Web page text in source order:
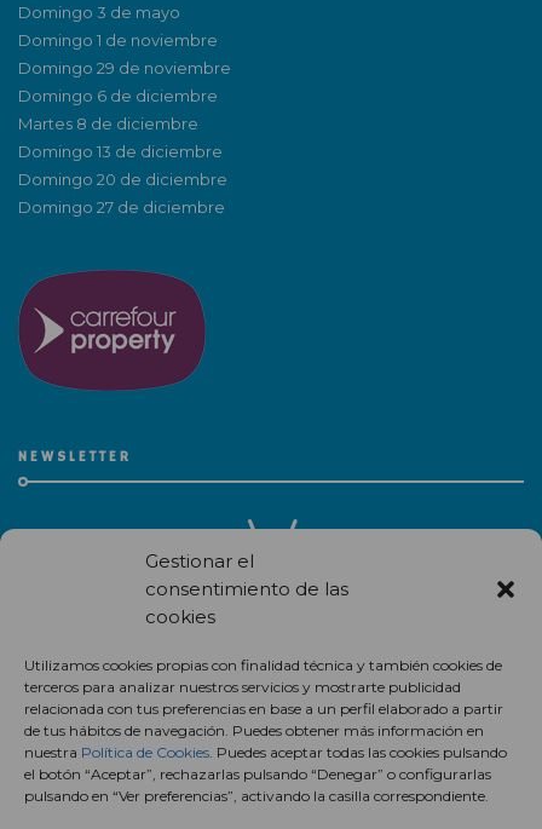
Gestionar el
consentimiento de las
cookies
Utilizamos cookies propias con finalidad técnica y también cookies de
terceros para analizar nuestros servicios y mostrarte publicidad
relacionada con tus preferencias en base a un perfil elaborado a partir
de tus hábitos de navegación. Puedes obtener más información en
nuestra Política de Cookies. Puedes aceptar todas las cookies pulsando
el botón “Aceptar”, rechazarlas pulsando “Denegar” o configurarlas
pulsando en “Ver preferencias”, activando la casilla correspondiente.
Domingo 3 de mayo
Domingo 1 de noviembre
Domingo 29 de noviembre
Domingo 6 de diciembre
Martes 8 de diciembre
Domingo 13 de diciembre
Domingo 20 de diciembre
Domingo 27 de diciembre
NEWSLETTER
centro comercial.
Suscríbete